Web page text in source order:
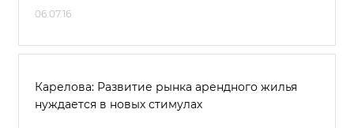
06.07.16
Карелова: Развитие рынка арендного жилья
нуждается в новых стимулах